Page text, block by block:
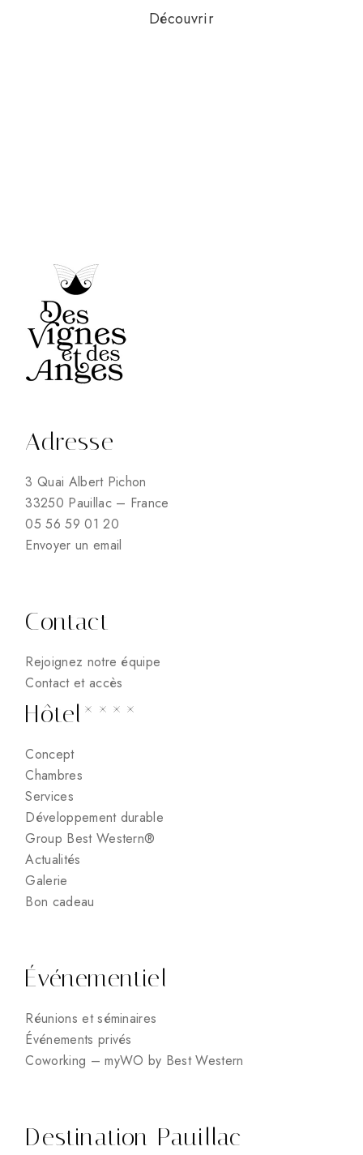
Découvrir
Adresse
3 Quai Albert Pichon
33250 Pauillac – France
05 56 59 01 20
Envoyer un email
Contact
Rejoignez notre équipe
Contact et accès
Hôtel****
Concept
Chambres
Services
Développement durable
Group Best Western®
Actualités
Galerie
Bon cadeau
Événementiel
Réunions et séminaires
Événements privés
Coworking – myWO by Best Western
Destination Pauillac